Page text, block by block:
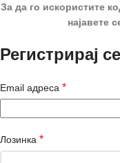
За да го искористите
најавете
Регистрирај се
Email адреса *
Лозинка *